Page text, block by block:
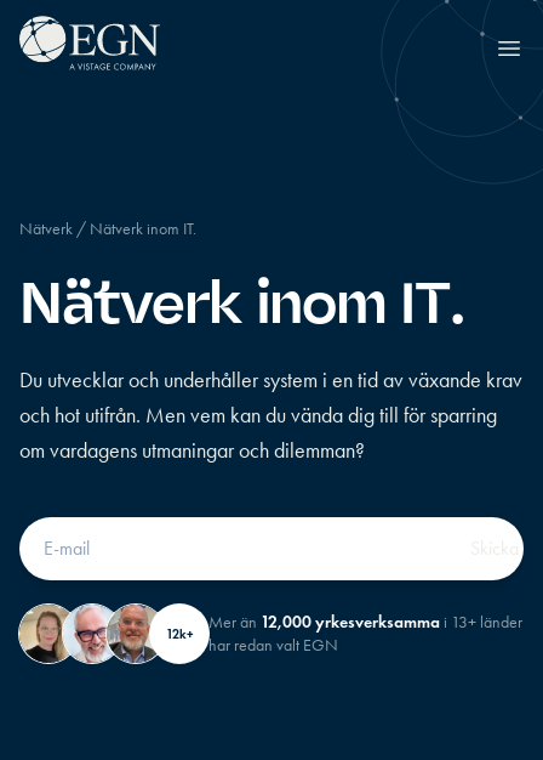
Hoppa till innehåll
Executives' Global Network
Nätverk / Nätverk inom IT.
Nätverk inom IT.
Du utvecklar och underhåller system i en tid av växande krav
och hot utifrån. Men vem kan du vända dig till för sparring
om vardagens utmaningar och dilemman?
12k+
Mer än 12,000 yrkesverksamma i 13+ länder
har redan valt EGN